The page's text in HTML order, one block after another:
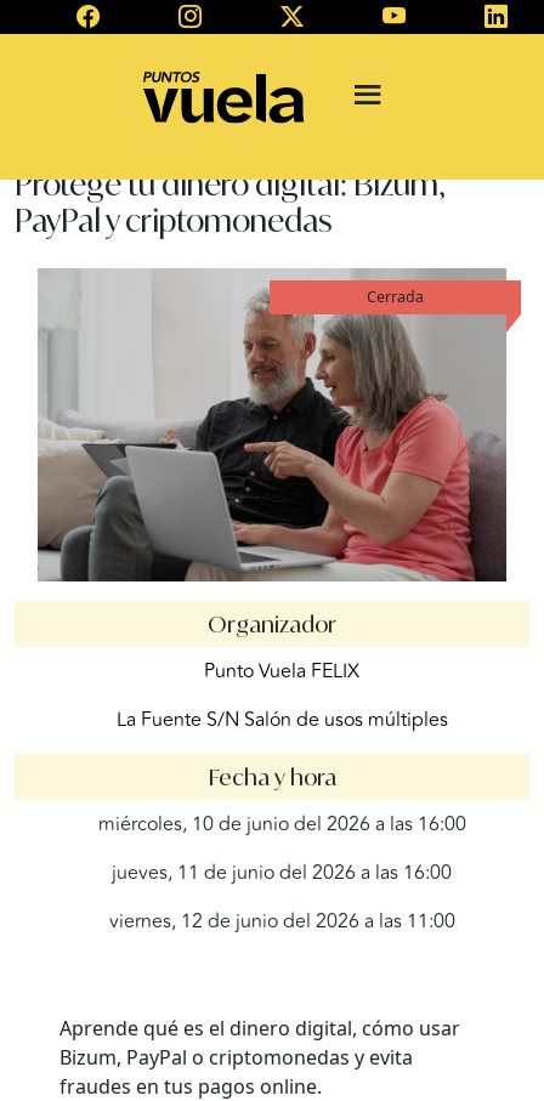
Protege tu dinero digital: Bizum,
PayPal y criptomonedas
Cerrada
Organizador
Punto Vuela FELIX
La Fuente S/N Salón de usos múltiples
Fecha y hora
miércoles, 10 de junio del 2026 a las 16:00
jueves, 11 de junio del 2026 a las 16:00
viernes, 12 de junio del 2026 a las 11:00
Aprende qué es el dinero digital, cómo usar
Bizum, PayPal o criptomonedas y evita
fraudes en tus pagos online.